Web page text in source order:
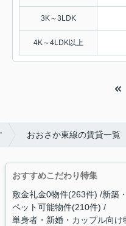
3K～3LDK
4K～4LDK以上
おおさか東線の賃貸一覧
おすすめこだわり特集
敷金礼金0物件(263件) 新築
ペット可能物件(210件)
単身者・新婚・カップル向け